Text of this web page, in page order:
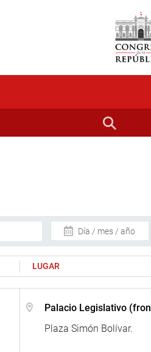
Día / mes / año
LUGAR
Palacio Legislativo
Plaza Simón Bolívar.